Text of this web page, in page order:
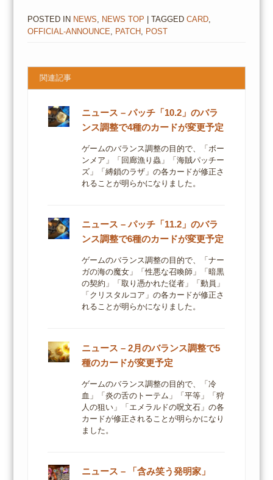
POSTED IN NEWS NEWS TOP | TAGGED CARD,
OFFICIAL-ANNOUNCE
PATCH POST
関連記事
ニュース – パッチ「10.2」のバラ
ンス調整で4種のカードが変更予定
ゲームのバランス調整の目的で、「ボー
ンメア」「回廊漁り蟲」「海賊パッチー
ズ」「縛鎖のラザ」の各カードが修正さ
れることが明らかになりました。
ニュース – パッチ「11.2」のバラ
ンス調整で6種のカードが変更予定
ゲームのバランス調整の目的で、「ナー
ガの海の魔女」「性悪な召喚師」「暗黒
の契約」「取り憑かれた従者」「動員」
「クリスタルコア」の各カードが修正さ
れることが明らかになりました。
ニュース – 2月のバランス調整で5
種のカードが変更予定
ゲームのバランス調整の目的で、「冷
血」「炎の舌のトーテム」「平等」「狩
人の狙い」「エメラルドの呪文石」の各
カードが修正されることが明らかになり
ました。
ニュース – 「含み笑う発明家」